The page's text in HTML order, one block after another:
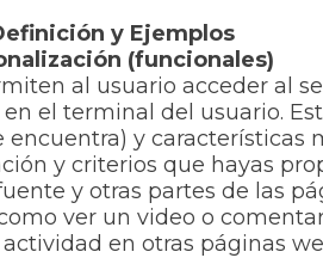
y Ejemplos
(funcionales)
al usuario acceder al
el terminal del usuario.
encuentra) y
y criterios que hayas
y otras partes de las
ver un video o
en otras páginas